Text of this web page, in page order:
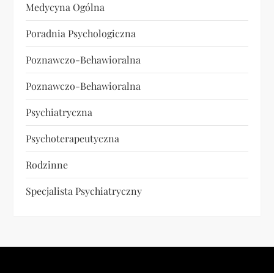
Medycyna Ogólna
Poradnia Psychologiczna
Poznawczo-Behawioralna
Poznawczo-Behawioralna
Psychiatryczna
Psychoterapeutyczna
Rodzinne
Specjalista Psychiatryczny